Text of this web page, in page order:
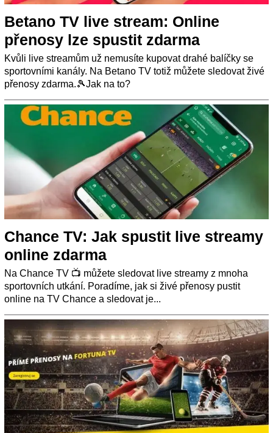
Betano TV live stream: Online
přenosy lze spustit zdarma
Kvůli live streamům už nemusíte kupovat drahé balíčky se
sportovními kanály. Na Betano TV totiž můžete sledovat živé
přenosy zdarma.🎾Jak na to?
Chance TV: Jak spustit live streamy
online zdarma
Na Chance TV 📺 můžete sledovat live streamy z mnoha
sportovních utkání. Poradíme, jak si živé přenosy pustit
online na TV Chance a sledovat je...